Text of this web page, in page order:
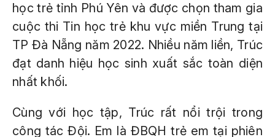
học trẻ tỉnh Phú Yên và được chọn tham gia
cuộc thi Tin học trẻ khu vực miền Trung tại
TP Đà Nẵng năm 2022. Nhiều năm liền, Trúc
đạt danh hiệu học sinh xuất sắc toàn diện
nhất khối.
Cùng với học tập, Trúc rất nổi trội trong
công tác Đội. Em là ĐBQH trẻ em tại phiên